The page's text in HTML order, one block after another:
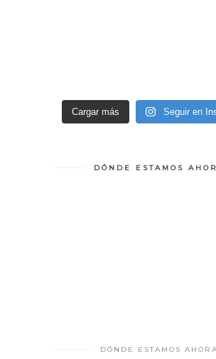
Cargar más Seguir en
DÓNDE ESTAMOS
DÓNDE ESTAMOS AHORA